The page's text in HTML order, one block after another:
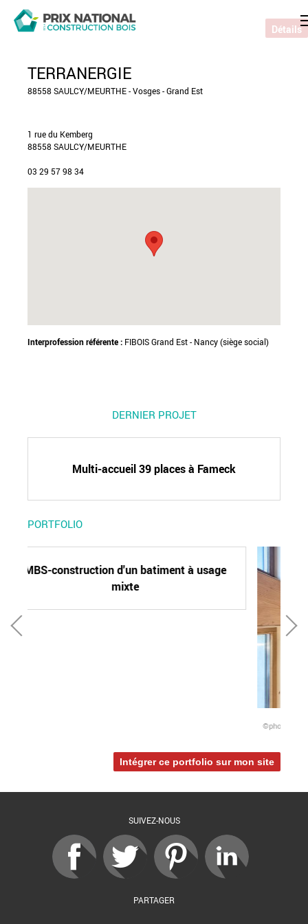
TERRANERGIE
88558 SAULCY/MEURTHE - Vosges - Grand Est
1 rue du Kemberg
88558 SAULCY/MEURTHE
03 29 57 98 34
Interprofession référente : FIBOIS Grand Est - Nancy (siège social)
DERNIER PROJET
Multi-accueil 39 places à Fameck
Détails
PORTFOLIO
construction
Intégrer ce portfolio sur mon site
SUIVEZ-NOUS
PARTAGER